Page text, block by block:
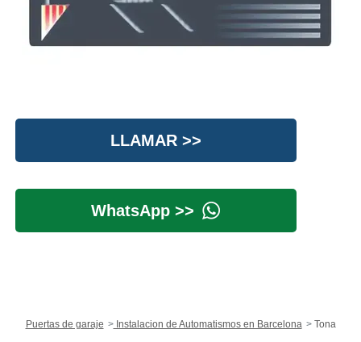
LLAMAR >>
WhatsApp >>
Puertas de garaje Instalacion de Automatismos en Barcelona Tona